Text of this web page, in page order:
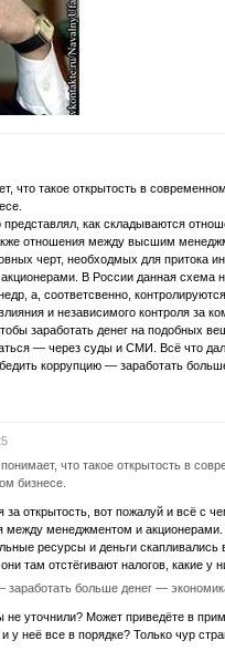
что такое открытость в
как складываются
отношения между высшим
черт, необходмых для притока
В России данная схема
а, соответсвенно,
и независимого контроля за
заработать денег на подобных
— через суды и СМИ. Всё что
коррупцию — заработать
что такое открытость в
бизнесе.
за открытость, вот пожалуй и всё с
между менеджментом и акционерами.
ресурсы и деньги скапливались
они там отстёгивают налогов, какие
больше денег —
не уточнили? Может приведёте в
неё все в порядке? Только чур